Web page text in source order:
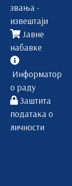
звања -
извештаји
Јавне
набавке
Информатор
о раду
Заштита
података о
личности